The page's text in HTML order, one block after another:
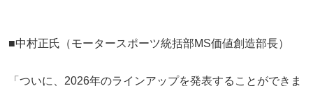
■中村正氏（モータースポーツ統括部MS価値創造部長）
「ついに、2026年のラインアップを発表することができま